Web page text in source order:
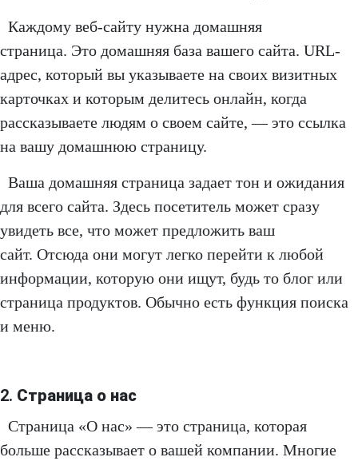
Каждому веб-сайту нужна домашняя
страница. Это домашняя база вашего сайта. URL-
адрес, который вы указываете на своих визитных
карточках и которым делитесь онлайн, когда
рассказываете людям о своем сайте, — это ссылка
на вашу домашнюю страницу.
Ваша домашняя страница задает тон и ожидания
для всего сайта. Здесь посетитель может сразу
увидеть все, что может предложить ваш
сайт. Отсюда они могут легко перейти к любой
информации, которую они ищут, будь то блог или
страница продуктов. Обычно есть функция поиска
и меню.
2. Страница о нас
Страница «О нас» — это страница, которая
больше рассказывает о вашей компании. Многие